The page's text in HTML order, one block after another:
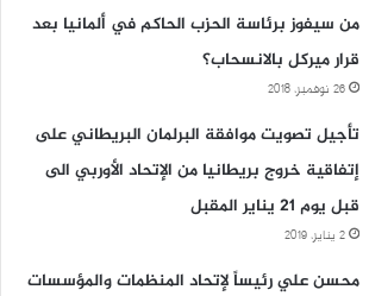
من سيفوز برئاسة الحزب الحاكم في ألمانيا بعد
قرار ميركل بالانسحاب؟
26 نوفمبر، 2018
تأجيل تصويت موافقة البرلمان البريطاني على
إتفاقية خروج بريطانيا من الإتحاد الأوربي الى
قبل يوم 21 يناير المقبل
2 يناير، 2019
محسن علي رئيساً لإتحاد المنظمات والمؤسسات